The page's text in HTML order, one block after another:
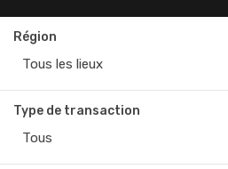
Région
Tous les lieux
Type de transaction
Tous